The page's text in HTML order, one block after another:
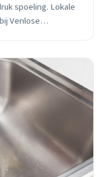
spoeling. Lokale
Venlose